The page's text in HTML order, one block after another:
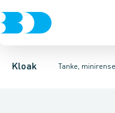
Kloak Tanke,
Rør & fittingsBrønde
Udskillere Tanke
Olieudskillere